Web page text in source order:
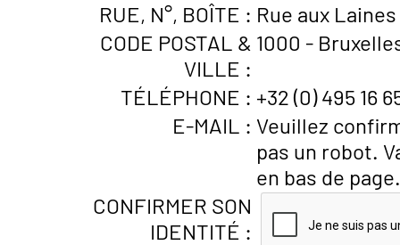
RUE, N°, BOÎTE : Rue aux
CODE POSTAL &
VILLE :
1000 -
TÉLÉPHONE : +32 (0) 495 16
E-MAIL : Veuillez
pas un robot.
en bas de page.
CONFIRMER SON
IDENTITÉ :